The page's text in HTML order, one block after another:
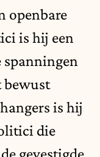
openbare
is hij een
bewust
is hij
die
gevestigde